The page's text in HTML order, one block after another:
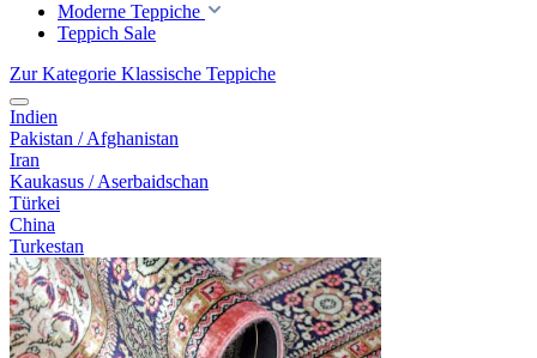
Moderne Teppiche
Teppich Sale
Zur Kategorie Klassische Teppiche
Indien
Pakistan / Afghanistan
Iran
Kaukasus / Aserbaidschan
Türkei
China
Turkestan